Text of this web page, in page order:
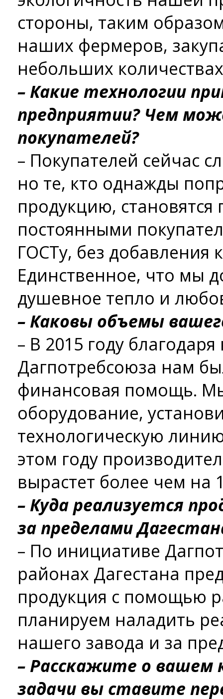
стороны, таким
наших фермеров,
небольших
– Какие технологии
предприятии? Чем
покупателей?
– Покупателей сейчас
но те, кто однажды
продукцию,
постоянными
ГОСТу, без добавления
Единственное, что мы
душевное тепло и
– Каковы объемы
– В 2015 году
Дагпотребсоюза нам
финансовая помощь.
оборудование,
технологическую
этом году
вырастет более чем на
– Куда реализуется
за пределами
– По инициативе
районах Дагестана
продукция с помощью
планируем наладить
нашего завода и за
– Расскажите о вашем
задачи вы ставите